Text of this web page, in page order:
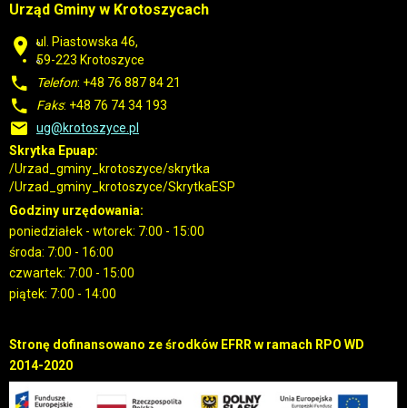
Urząd Gminy w Krotoszycach
ul. Piastowska 46,
59-223 Krotoszyce
Telefon: +48 76 887 84 21
Faks: +48 76 74 34 193
ug@krotoszyce.pl
Skrytka Epuap:
/Urzad_gminy_krotoszyce/skrytka
/Urzad_gminy_krotoszyce/SkrytkaESP
Godziny urzędowania:
poniedziałek - wtorek: 7:00 - 15:00
środa: 7:00 - 16:00
czwartek: 7:00 - 15:00
piątek: 7:00 - 14:00
Stronę dofinansowano ze środków EFRR w ramach RPO WD
2014-2020